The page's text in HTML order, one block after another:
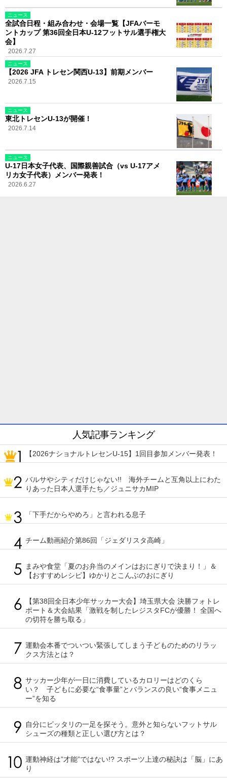
ニュース
全試合日程・組み合わせ・会場一覧【JFAバーモ
ントカップ 第36回全日本U-12フットサル選手権大
会】
2026.7.27
ニュース
【2026 JFA トレセン関西U-13】前期メンバー
2026.7.15
ニュース
東北トレセンU-13が開催！
2026.7.14
ニュース
U-17日本女子代表、国際親善試合（vs U-17アメ
リカ女子代表）メンバー発表！
2026.6.27
人気記事ランキング
【2026ナショナルトレセンU-15】1回目参加メンバー発表！
バルサやシティだけじゃない!! 海外チームと互角以上にわた
りあった日本人選手たち／ジュニサカMIP
「下手だからやめろ」と言われる息子
チーム動画紹介第86回「ジェダリスタ高崎」
まみや食堂「夏のお弁当のメインはおにぎりで決まり！」＆
【おすすめレシピ】ゆかりとこんぶのおにぎり
【第38回全日本少年サッカー大会】埼玉県大会 決勝フォトレ
ポート＆大会結果「激戦を制したレジスタFCが優勝！ 全国へ
の切符を勝ち取る」
運動会本番でついつい緊張してしまう子どものためのリラッ
クス方法とは？
サッカー少年が一日に消費しているカロリーはどのくら
い？ 子どもに必要な“食事量”とバランスの良い“食事メニュ
ー”を知る
自分にピッタリの一足を探そう。意外と知らないフットサル
シューズの種類と正しい選び方とは？
運動神経は”才能”ではない!? スポーツ上達の秘訣は「脳」にあ
り